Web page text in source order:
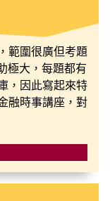
範圍很廣但考題
極大，每題都有
，因此寫起來特
融時事講座，對